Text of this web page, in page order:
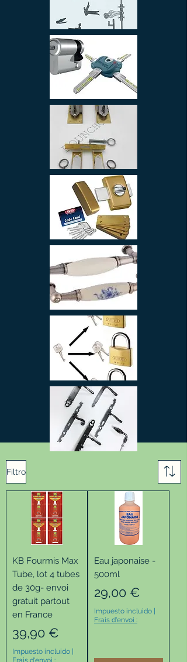
Filtro
KB Fourmis Max
Tube, lot 4 tubes
de 30g- envoi
gratuit partout
en France
Precio
39,90 €
Impuesto incluido
Frais d'envoi :
Eau japonaise -
500ml
Precio
29,00 €
Impuesto incluido
Frais d'envoi :